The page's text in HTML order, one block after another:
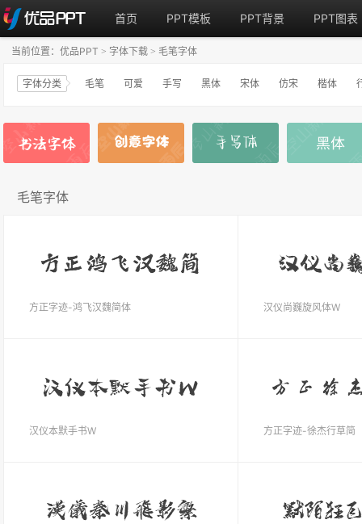
首页 PPT模板 PPT背景 PPT图表
当前位置： 优品PPT > 字体下载 > 毛笔字体
字体分类 毛笔 可爱 手写 黑体 宋体 仿宋 楷体
毛笔字体
方正字迹-鸿飞汉魏简体 汉仪尚巍旋风体W
汉仪本默手书W 方正字迹-徐杰行草简